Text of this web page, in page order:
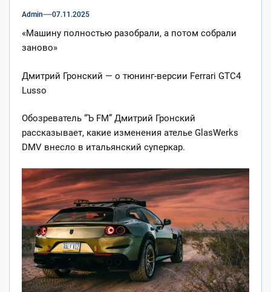
Admin 07.11.2025
«Машину полностью разобрали, а потом собрали
заново»
Дмитрий Гронский — о тюнинг-версии Ferrari GTC4
Lusso
Обозреватель “Ъ FM” Дмитрий Гронский
рассказывает, какие изменения ателье GlasWerks
DMV внесло в итальянский суперкар.